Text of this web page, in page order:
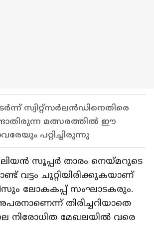
സ്വിറ്റ്സർലന്‍ഡിനെതിരെ
മത്സരത്തില്‍ ഈ
പറ്റിച്ചിരുന്നു
സൂപ്പർ താരം നെയ്‌മറുടെ
വട്ടം ചുറ്റിയിരിക്കുകയാണ്
ലോകകപ്പ് സംഘാടകരും.
തിരിച്ചറിയാതെ
നിരോധിത മേഖലയിൽ വരെ